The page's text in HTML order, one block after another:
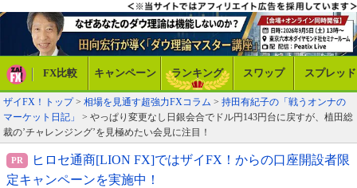
FX比較 キャンペーン ランキング スワップ スプレッド
ザイFX！トップ> 相場を見通す超強力FXコラム > 持田有紀子の「戦うオンナの
マーケット日記」
> やっぱり変更なし日銀会合でドル円143円台に戻すが、植田総
裁の’チャレンジング’を見極めたい会見に注目！
ヒロセ通商[LION FX]ではザイFX！からの口座開設者限
定キャンペーンを実施中！